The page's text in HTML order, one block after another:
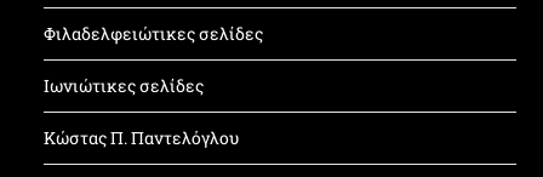
Φιλαδελφειώτικες σελίδες
Ιωνιώτικες σελίδες
Κώστας Π. Παντελόγλου